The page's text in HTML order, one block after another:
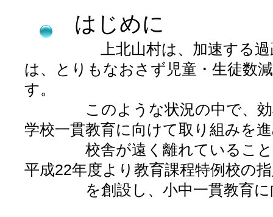
はじめに
上北山村は、加速する過疎
は、とりもなおさず児童・生徒数
す。
このような状況の中で、効率
学校一貫教育に向けて取り組みを
校舎が遠く離れていることか
平成22年度より教育課程特例校の
を創設し、小中一貫教育に向